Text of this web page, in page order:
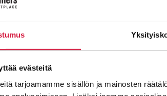
evästeitä
tarjoamamme sisällön ja mainosten